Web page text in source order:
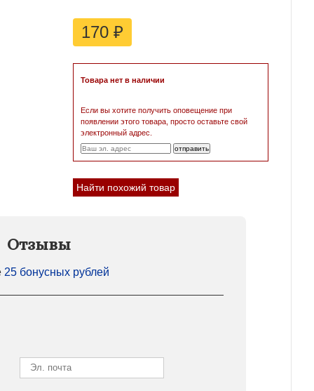
170 ₽
Товара нет в наличии
Если вы хотите получить оповещение при
появлении этого товара, просто оставьте свой
электронный адрес.
Найти похожий товар
Отзывы
25 бонусных рублей